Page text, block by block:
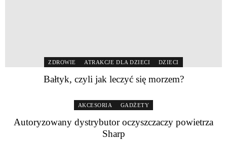
ZDROWIE ATRAKCJE DLA DZIECI DZIECI
Bałtyk, czyli jak leczyć się morzem?
AKCESORIA GADŻETY
Autoryzowany dystrybutor oczyszczaczy powietrza
Sharp